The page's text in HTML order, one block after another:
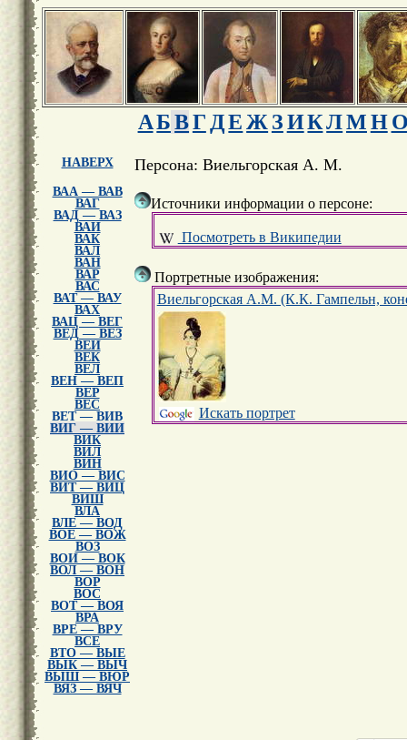
АБВГ ДЕ Ж ЗИКЛМН
НАВЕРХ
ВАА — ВАВ
ВАГ
ВАД — ВАЗ
ВАИ
ВАК
ВАЛ
ВАН
ВАР
ВАС
ВАТ — ВАУ
ВАХ
ВАЦ — ВЕГ
ВЕД — ВЕЗ
ВЕИ
ВЕК
ВЕЛ
ВЕН — ВЕП
ВЕР
ВЕС
ВЕТ — ВИВ
ВИГ — ВИИ
ВИК
ВИЛ
ВИН
ВИО — ВИС
ВИТ — ВИЦ
ВИШ
ВЛА
ВЛЕ — ВОД
ВОЕ — ВОЖ
ВОЗ
ВОИ — ВОК
ВОЛ — ВОН
ВОР
ВОС
ВОТ — ВОЯ
ВРА
ВРЕ — ВРУ
ВСЕ
ВТО — ВЫЕ
ВЫК — ВЫЧ
ВЫШ — ВЮР
ВЯЗ — ВЯЧ
Персона: Виельгорская А. М.
Источники информации о персоне:
Посмотреть в Википедии
Портретные изображения:
Виельгорская А.М. (К.К. Гампельн,
Искать портрет